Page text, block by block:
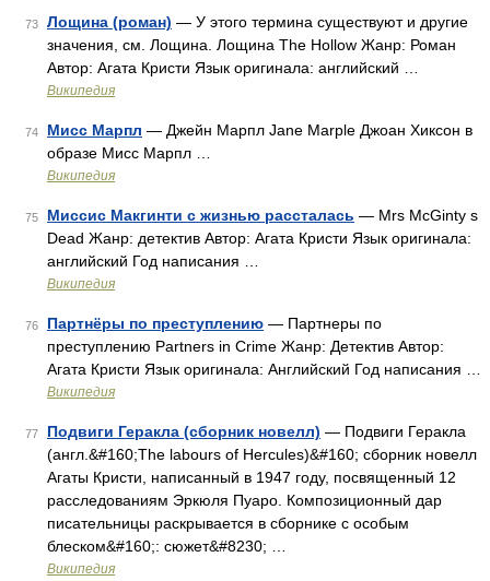
73 Лощина (роман) — У этого термина существуют и другие
значения, см. Лощина. Лощина The Hollow Жанр: Роман
Автор: Агата Кристи Язык оригинала: английский …
Википедия
74 Мисс Марпл — Джейн Марпл Jane Marple Джоан Хиксон в
образе Мисс Марпл …
Википедия
75 Миссис Макгинти с жизнью рассталась — Mrs McGinty s
Dead Жанр: детектив Автор: Агата Кристи Язык оригинала:
английский Год написания …
Википедия
76 Партнёры по преступлению — Партнеры по
преступлению Partners in Crime Жанр: Детектив Автор:
Агата Кристи Язык оригинала: Английский Год написания …
Википедия
77 Подвиги Геракла (сборник новелл) — Подвиги Геракла
(англ.&#160;The labours of Hercules)&#160; сборник новелл
Агаты Кристи, написанный в 1947 году, посвященный 12
расследованиям Эркюля Пуаро. Композиционный дар
писательницы раскрывается в сборнике с особым
блеском&#160;: сюжет&#8230; …
Википедия